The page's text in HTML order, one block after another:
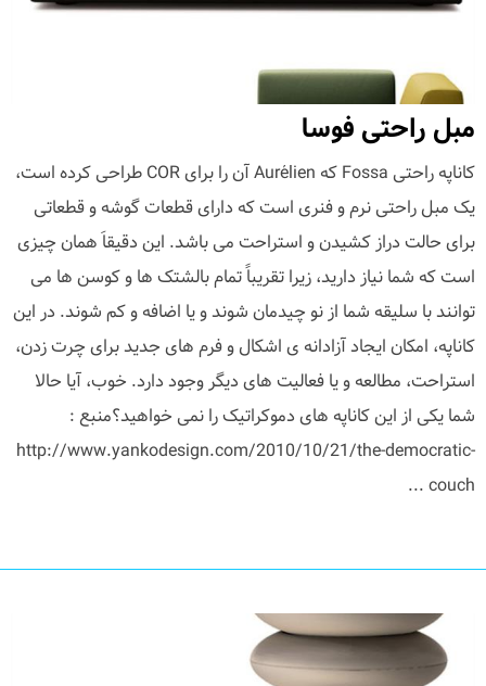
مبل راحتی فوسا
کاناپه راحتی Fossa که Aurélien آن را برای COR طراحی کرده است،
یک مبل راحتی نرم و فنری است که دارای قطعات گوشه و قطعاتی
برای حالت دراز کشیدن و استراحت می باشد. این دقیقاَ همان چیزی
است که شما نیاز دارید، زیرا تقریباً تمام بالشتک ها و کوسن ها می
توانند با سلیقه شما از نو چیدمان شوند و یا اضافه و کم شوند. در این
کاناپه، امکان ایجاد آزادانه ی اشکال و فرم های جدید برای چرت زدن،
استراحت، مطالعه و یا فعالیت های دیگر وجود دارد. خوب، آیا حالا
شما یکی از این کاناپه های دموکراتیک را نمی خواهید؟منبع :
http://www.yankodesign.com/2010/10/21/the-democratic-
couch ...